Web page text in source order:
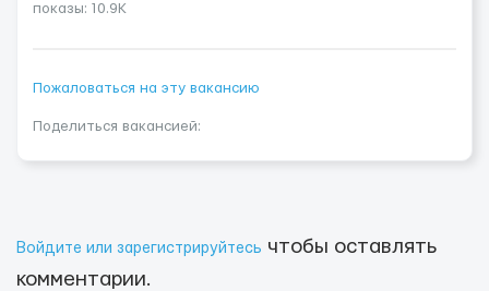
показы: 10.9K
Пожаловаться на эту вакансию
Поделиться вакансией:
Войдите или зарегистрируйтесь чтобы оставлять
комментарии.